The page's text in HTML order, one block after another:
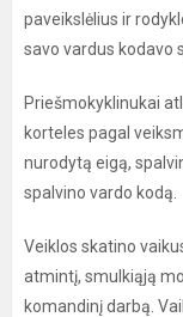
paveikslėlius ir
savo vardus kodavo
Priešmokyklinukai
korteles pagal
nurodytą eigą,
spalvino vardo kodą.
Veiklos skatino
atmintį, smulkiąją
komandinį darbą.